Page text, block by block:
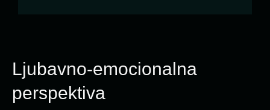
Ljubavno-emocionalna
perspektiva